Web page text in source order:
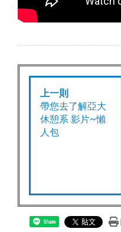
上一則
帶您去了解亞大
休憩系 影片~懶
人包
Share